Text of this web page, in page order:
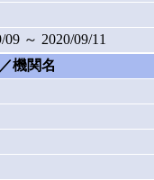
09 ～ 2020/09/11
機関名